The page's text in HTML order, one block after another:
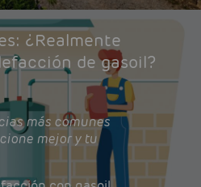
¿Realmente
de gasoil?
más comunes
mejor y tu